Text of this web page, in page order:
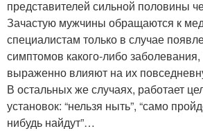
представителей сильной половины
Зачастую мужчины обращаются к
специалистам только в случае
симптомов какого-либо
выраженно влияют на их
В остальных же случаях, работает
установок: “нельзя ныть”, “само
нибудь найдут”…